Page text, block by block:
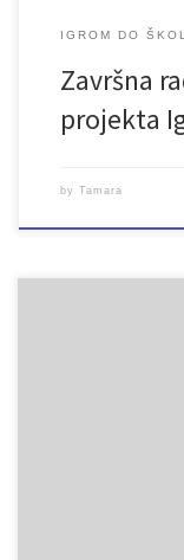
IGROM DO
Završna
projekta
by Tamara